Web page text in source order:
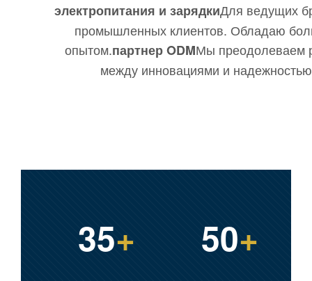
электропитания и зарядкиДля ведущих
промышленных клиентов. Обладаю
опытом.партнер ODMМы преодолеваем
между инновациями и
35+ 50+